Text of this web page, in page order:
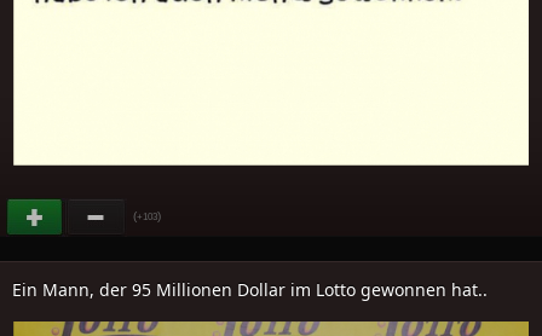
(+103)
Ein Mann, der 95 Millionen Dollar im Lotto gewonnen hat..